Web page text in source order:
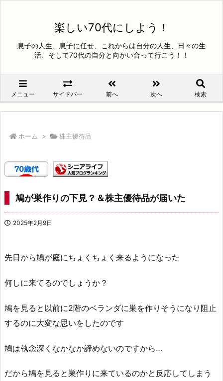
楽しい70代にしよう！
息子の人生、息子に任せ、これからは自分の人生、日々の生
活、そして70代の自分と向かい合って行こう！！
メニュー サイドバー 前へ 次へ 検索
ホーム > 株主優待品
鳩が巣作りの下見？＆株主優待品が届いた
2025年2月9日
先日から鳩が庭にちょくちょく来るようになった
何しに来てるのでしょうか？
鳩を見ると以前に2階のベランダに巣を作りそうになり阻止
するのに大変な思いをしたのです
鳩は執念深くなかなか諦めないのですから…
だから鳩を見ると巣作りに来ているのかと反応してしまう